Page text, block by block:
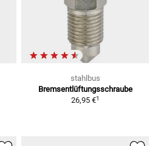
stahlbus
Bremsentlüftungsschraube
26,95 €1